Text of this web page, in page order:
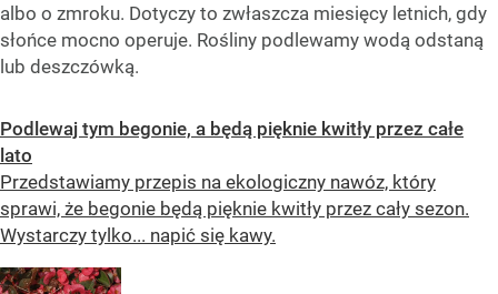
albo o zmroku. Dotyczy to zwłaszcza miesięcy letnich, gdy
słońce mocno operuje. Rośliny podlewamy wodą odstaną
lub deszczówką.
Podlewaj tym begonie, a będą pięknie kwitły przez całe
lato
Przedstawiamy przepis na ekologiczny nawóz, który
sprawi, że begonie będą pięknie kwitły przez cały sezon.
Wystarczy tylko... napić się kawy.